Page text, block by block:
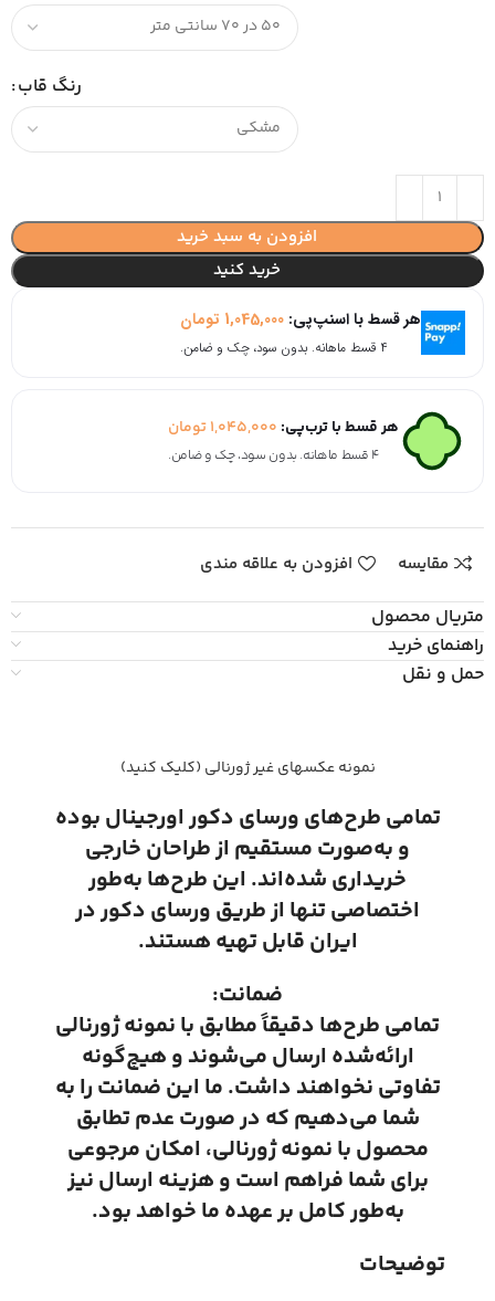
رنگ قاب
افزودن به سبد خرید
خرید کنید
هر قسط با اسنپ‌پی:1,045,000 تومان
۴ قسط ماهانه. بدون سود، چک و ضامن.
هر قسط با ترب‌پی: 1,045,000تومان
۴ قسط ماهانه. بدون سود، چک و ضامن.
مقایسه افزودن به علاقه مندی
متریال محصول
راهنمای خرید
حمل و نقل
نمونه عکسهای غیر ژورنالی (کلیک کنید)
تمامی طرح‌های ورسای دکور اورجینال بوده
و به‌صورت مستقیم از طراحان خارجی
خریداری شده‌اند. این طرح‌ها به‌طور
اختصاصی تنها از طریق ورسای دکور در
ایران قابل تهیه هستند.
ضمانت:
تمامی طرح‌ها دقیقاً مطابق با نمونه ژورنالی
ارائه‌شده ارسال می‌شوند و هیچ‌گونه
تفاوتی نخواهند داشت. ما این ضمانت را به
شما می‌دهیم که در صورت عدم تطابق
محصول با نمونه ژورنالی، امکان مرجوعی
برای شما فراهم است و هزینه ارسال نیز
به‌طور کامل بر عهده ما خواهد بود.
توضیحات